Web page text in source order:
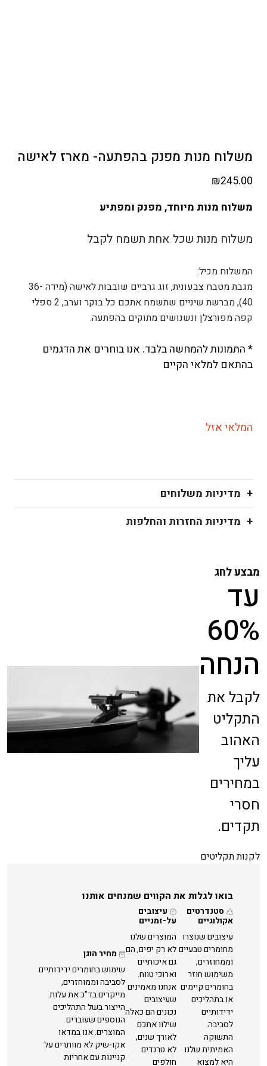
משלוח מנות מפנק בהפתעה- מארז לאישה
₪245.00
משלוח מנות מיוחד, מפנק ומפתיע
משלוח מנות שכל אחת תשמח לקבל
המשלוח מכיל:
מגבת מטבח צבעונית, זוג גרביים שובבות לאישה (מידה 36-
40), מברשת שיניים שתשמח אתכם כל בוקר וערב, 2 ספלי
קפה מפורצלן ונשנושים מתוקים בהפתעה.
* התמונות להמחשה בלבד. אנו בוחרים את הדגמים
בהתאם למלאי הקיים
המלאי אזל
מדיניות משלוחים
מדיניות החזרות והחלפות
מבצע לחג
עד
60%
הנחה
לקבל את
התקליט
האהוב
עליך
במחירים
חסרי
תקדים.
לקנות תקליטים
בואו לגלות את הקווים שמנחים אותנו
סטנדרטים
אקולוגיים
עיצובים שנוצרו
מחומרים טבעיים
וממחוזרים,
משימוש חוזר
בחומרים קיימים
או בתהליכים
ידידותיים
לסביבה.
התשוקה
האמיתית שלנו
היא למצוא
עיצובים
על-זמניים
המוצרים שלנו
לא רק יפים, הם
גם איכותיים
וארוכי טווח.
אנחנו מאמינים
שעיצובים
נכונים הם כאלה
שילוו אתכם
לאורך שנים,
לא טרנדים
חולפים
מחיר הוגן
שימוש בחומרים ידידותיים
לסביבה וממוחזרים,
מייקרים בד"כ את עלות
הייצור בשל התהליכים
הנוספים שעוברים
המוצרים. אנו במדאו
אקו-שיק לא מוותרים על
קניינות עם אחריות